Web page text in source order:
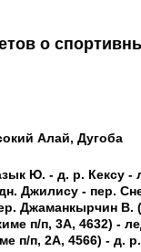
о
Алай, Дугоба
Ю. - д. р. Кексу -
Джилису - пер.
Джаманкырчин В.
п/п, 3А, 4632) -
п/п, 2А, 4566) - д.